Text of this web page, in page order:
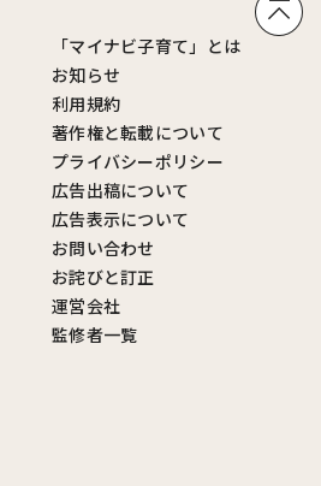
「マイナビ子育て」とは
お知らせ
利用規約
著作権と転載について
プライバシーポリシー
広告出稿について
広告表示について
お問い合わせ
お詫びと訂正
運営会社
監修者一覧